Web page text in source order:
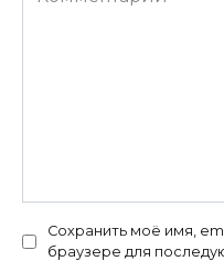
Сохранить моё имя,
браузере для